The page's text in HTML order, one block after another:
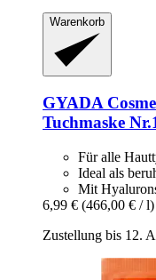
Warenkorb
GYADA
Tuchmaske
Für alle
Ideal als
Mit
6,99 € (466,00 € / l)
Zustellung bis 12.